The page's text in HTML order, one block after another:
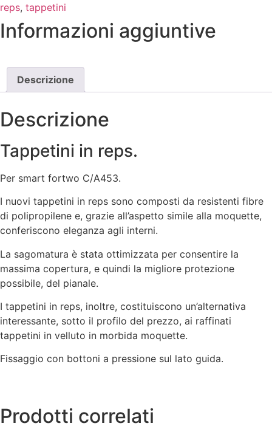
reps, tappetini
Informazioni aggiuntive
Descrizione
Descrizione
Tappetini in reps.
Per smart fortwo C/A453.
I nuovi tappetini in reps sono composti da resistenti fibre
di polipropilene e, grazie all’aspetto simile alla moquette,
conferiscono eleganza agli interni.
La sagomatura è stata ottimizzata per consentire la
massima copertura, e quindi la migliore protezione
possibile, del pianale.
I tappetini in reps, inoltre, costituiscono un’alternativa
interessante, sotto il profilo del prezzo, ai raffinati
tappetini in velluto in morbida moquette.
Fissaggio con bottoni a pressione sul lato guida.
Prodotti correlati